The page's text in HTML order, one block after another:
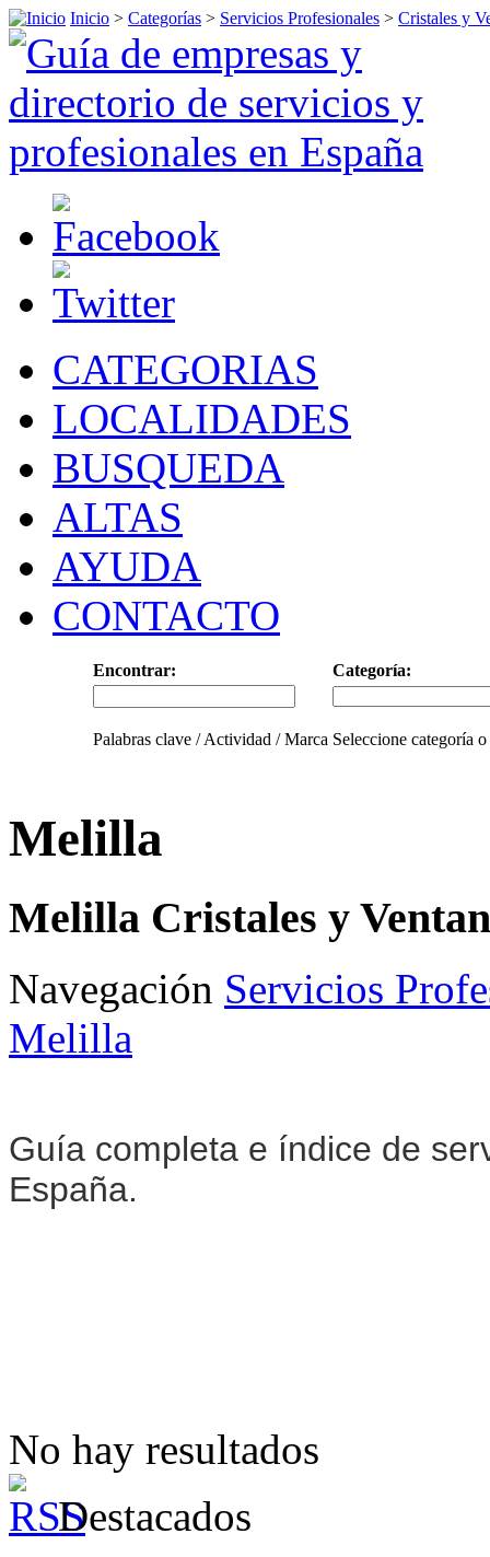
Inicio > Categorías > Servicios Profesionales > Cristales y
CATEGORIAS
LOCALIDADES
BUSQUEDA
ALTAS
AYUDA
CONTACTO
Encontrar: Categoría:
Palabras clave / Actividad / Marca Seleccione categoría
Melilla
Melilla Cristales y
Navegación Servicios
Melilla
Guía completa e índice de
España.
No hay resultados
Destacados